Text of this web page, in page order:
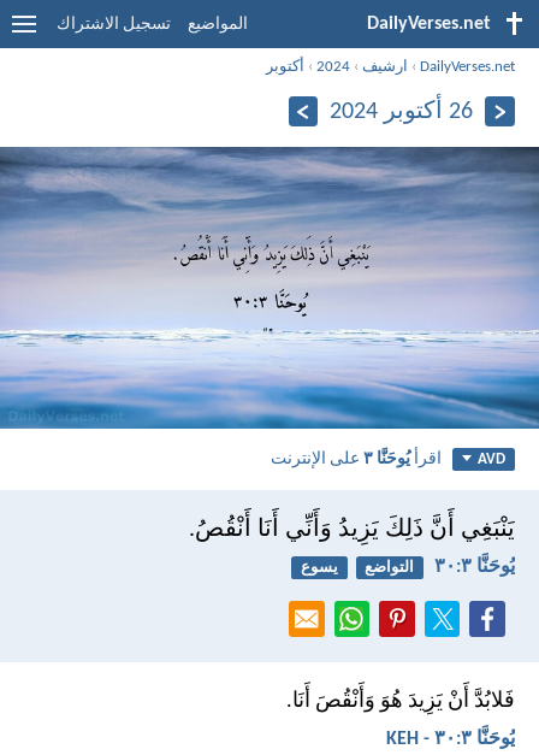
DailyVerses.net المواضيع تسجيل الاشتراك
DailyVerses.net
› ارشيف ›
2024
› أكتوبر
26 أكتوبر 2024
AVD اقرأيُوحَنَّا ٣ على الإنترنت
يَنْبَغِي أَنَّ ذَلِكَ يَزِيدُ وَأَنِّي أَنَا أَنْقُصُ.
يُوحَنَّا ٣:‏٣٠ التواضع يسوع
فَلابُدَّ أَنْ يَزِيدَ هُوَ وَأَنْقُصَ أَنَا.
يُوحَنَّا ٣:‏٣٠ - KEH